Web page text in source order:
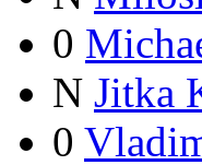
0
N Jitka
0